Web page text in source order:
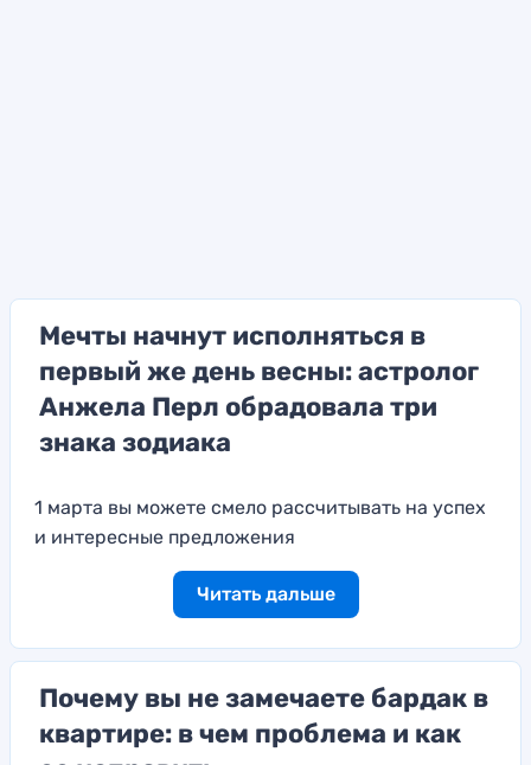
Мечты начнут исполняться в
первый же день весны: астролог
Анжела Перл обрадовала три
знака зодиака
1 марта вы можете смело рассчитывать на успех
и интересные предложения
Читать дальше
Почему вы не замечаете бардак в
квартире: в чем проблема и как